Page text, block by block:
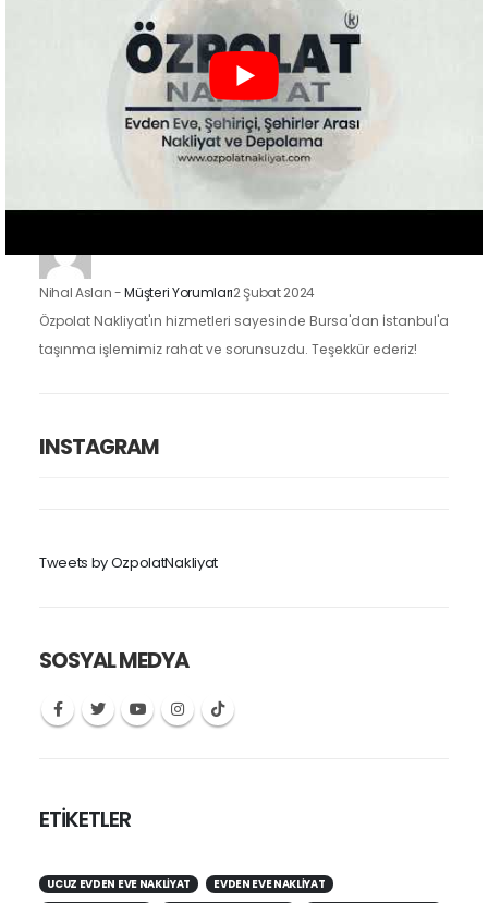
-Müşteri Yorumları2 Şubat 2024
Özpolat Nakliyat ile çalışmak, Gaziantep'ten Ankara'ya
taşınma işlemimizi oldukça kolaylaştırdı. Eşyalarımızı dikkatle
Nihal Aslan-Müşteri Yorumları2 Şubat 2024
Özpolat Nakliyat'ın hizmetleri sayesinde Bursa'dan İstanbul'a
taşınma işlemimiz rahat ve sorunsuzdu. Teşekkür ederiz!
INSTAGRAM
Tweets by OzpolatNakliyat
SOSYAL MEDYA
ETİKETLER
UCUZ EVDEN EVE NAKLIYAT
EVDEN EVE NAKLIYAT